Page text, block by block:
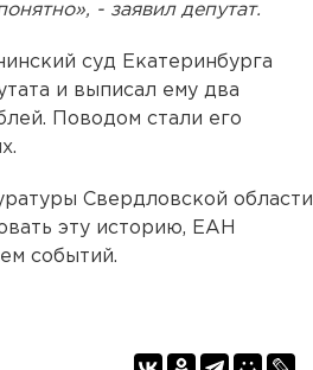
- заявил депутат.
суд Екатеринбурга
и выписал ему два
Поводом стали его
Свердловской области
эту историю, ЕАН
событий.